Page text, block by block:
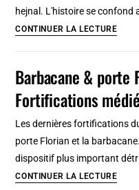
Art
deco
hejnal. L'histoire se confond
CONTINUER LA LECTURE
de
Barbacane & porte
Fortifications
Les dernières fortifications
porte Florian et la
dispositif plus important
CONTINUER LA LECTURE